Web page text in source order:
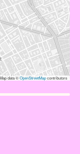
Map data ©OpenStreetMapcontributors